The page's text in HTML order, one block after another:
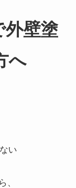
外壁塗
へ
い
、